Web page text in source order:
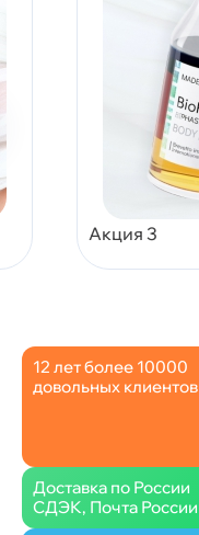
Акция 3
12 лет более 10000
довольных клиентов
Доставка по России
СДЭК, Почта России